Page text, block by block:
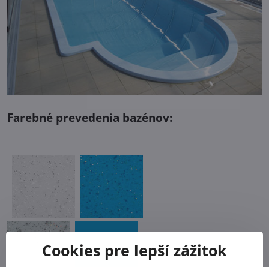
Farebné prevedenia bazénov:
Cookies pre lepší zážitok